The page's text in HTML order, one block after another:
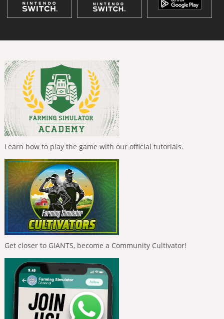
Learn how to play the game with our official tutorials.
Get closer to GIANTS, become a Community Cultivator!